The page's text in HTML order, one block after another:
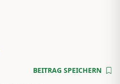
BEITRAG SPEICHERN